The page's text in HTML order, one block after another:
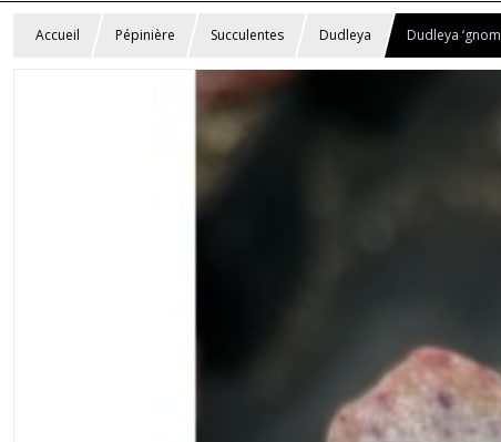
Accueil Pépinière Succulentes Dudleya Dudleya